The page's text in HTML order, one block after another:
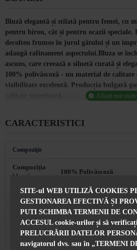
SITE-ul WEB UTILIZĂ COOKIES
GESTIONAREA EFECTIVĂ ȘI
PUTI SCHIMBA TERMENII DE
ACCESUL cookie-urilor și să
PRELUCRĂRII DATELOR
navigatorul dvs. sau în „TERMENI
Bluză elegantă și stilată pentru femei, cu
pentru birou, cât și pentru ocazii speciale.
decolteu frumos în jurul gâtului și un
adaugă rafinament aspectului.Bluza se
ascuns, care creează o siluetă curată și
100% polivâscoză - un material de calitate
vizibilitate excelentă. Producția bulgară
CARACTERISTICI
Compoziţie
Compoziția
bluzei
100% Polivâscoză
Caracteristici
Lungimea
bluzei
59,5 cm pentru mărimea
Facut in Bulgaria